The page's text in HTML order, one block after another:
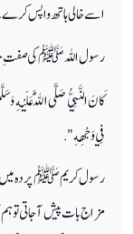
اسے خالی ہاتھ واپس کرے
رسول اللہ ﷺ کی صفتِ
كَانَ النَّبِيُّ صَلَّى اللَّهُ عَلَيْهِ
فِي وَجْهِهِ ".
رسول کریم ﷺ پردہ میں
مزاج بات پیش آجاتی